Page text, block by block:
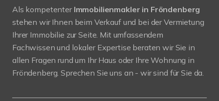
Als kompetenter Immobilienmakler in Fröndenberg
stehen wir Ihnen beim Verkauf und bei der Vermietung
Ihrer Immobilie zur Seite. Mit umfassendem
Fachwissen und lokaler Expertise beraten wir Sie in
allen Fragen rund um Ihr Haus oder Ihre Wohnung in
Fröndenberg. Sprechen Sie uns an - wir sind für Sie da.